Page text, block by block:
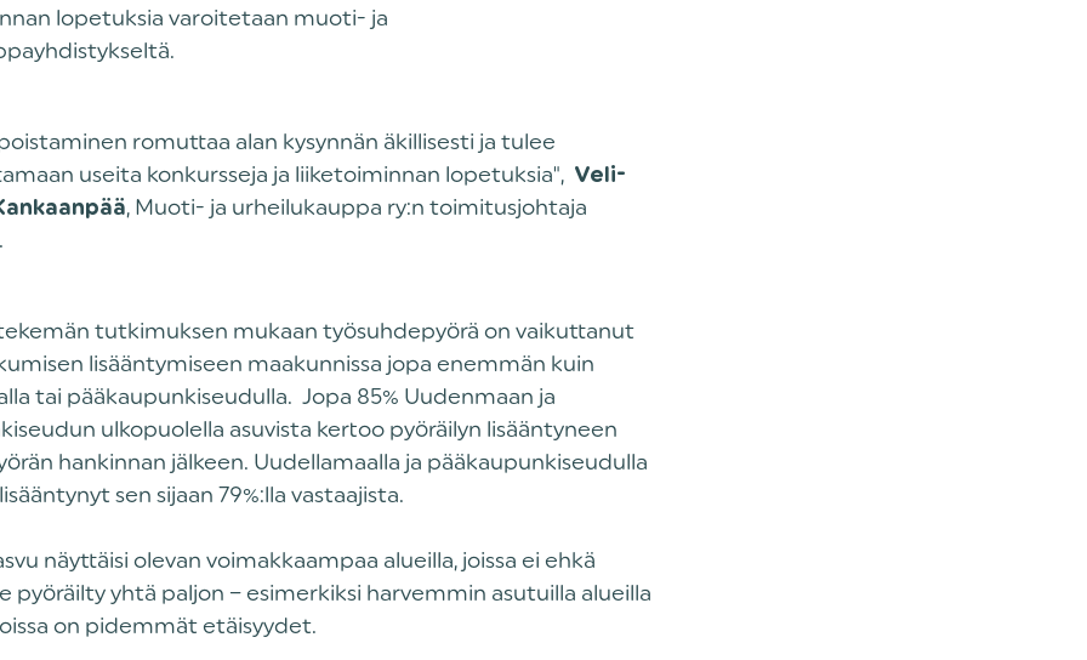
lopetuksia varoitetaan muoti- ja
romuttaa alan kysynnän äkillisesti ja tulee
useita konkursseja ja liiketoiminnan lopetuksia", Veli-
, Muoti- ja urheilukauppa ry:n toimitusjohtaja
tutkimuksen mukaan työsuhdepyörä on vaikuttanut
lisääntymiseen maakunnissa jopa enemmän kuin
tai pääkaupunkiseudulla. Jopa 85% Uudenmaan ja
ulkopuolella asuvista kertoo pyöräilyn lisääntyneen
hankinnan jälkeen. Uudellamaalla ja pääkaupunkiseudulla
sen sijaan 79%:lla vastaajista.
näyttäisi olevan voimakkaampaa alueilla, joissa ei ehkä
pyöräilty yhtä paljon – esimerkiksi harvemmin asutuilla alueilla
on pidemmät etäisyydet.